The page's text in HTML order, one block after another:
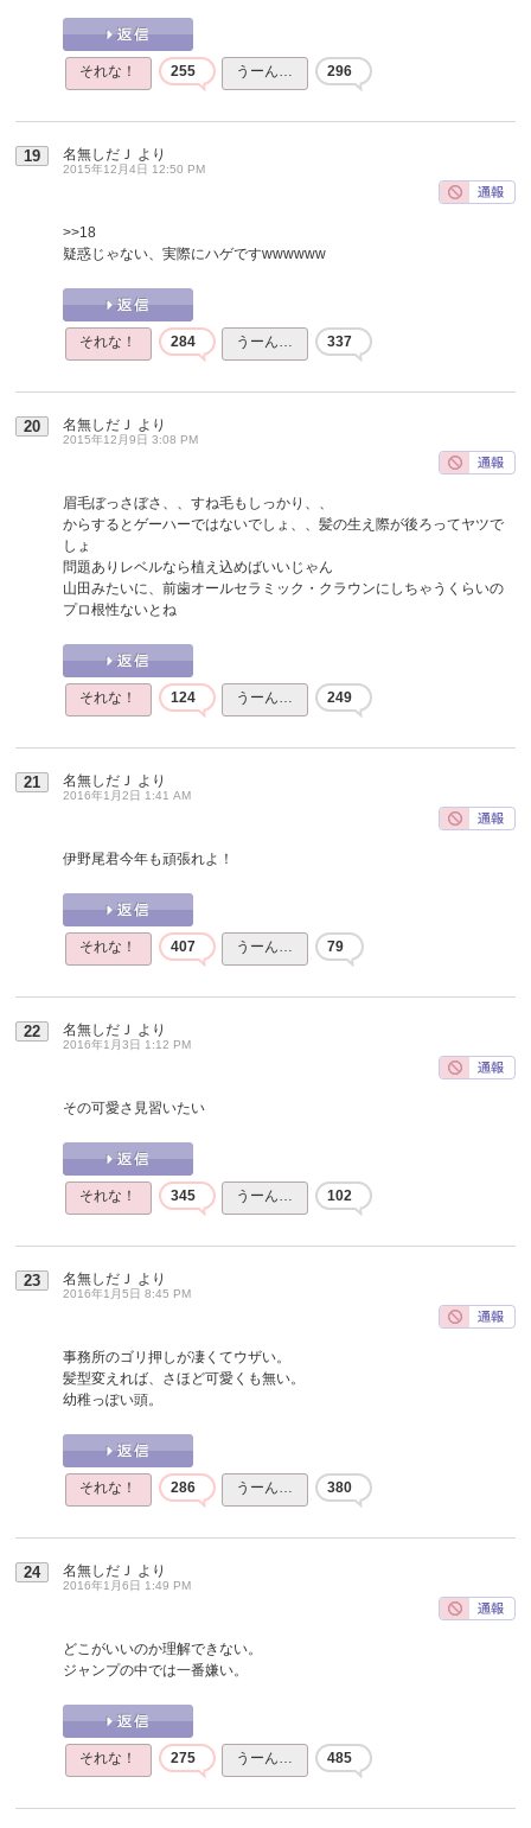
それな！ 255 うーん… 296
19 名無しだＪ より
2015年12月4日 12:50 PM
>>18
疑惑じゃない、実際にハゲですwwwwww
それな！ 284 うーん… 337
20 名無しだＪ より
2015年12月9日 3:08 PM
眉毛ぼっさぼさ、、すね毛もしっかり、、
からするとゲーハーではないでしょ、、髪の生え際が後ろってヤツで
しょ
問題ありレベルなら植え込めばいいじゃん
山田みたいに、前歯オールセラミック・クラウンにしちゃうくらいの
プロ根性ないとね
それな！ 124 うーん… 249
21 名無しだＪ より
2016年1月2日 1:41 AM
伊野尾君今年も頑張れよ！
それな！ 407 うーん… 79
22 名無しだＪ より
2016年1月3日 1:12 PM
その可愛さ見習いたい
それな！ 345 うーん… 102
23 名無しだＪ より
2016年1月5日 8:45 PM
事務所のゴリ押しが凄くてウザい。
髪型変えれば、さほど可愛くも無い。
幼稚っぽい頭。
それな！ 286 うーん… 380
24 名無しだＪ より
2016年1月6日 1:49 PM
どこがいいのか理解できない。
ジャンプの中では一番嫌い。
それな！ 275 うーん… 485